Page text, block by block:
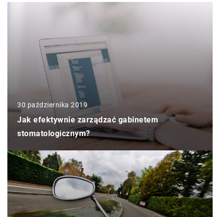
30 października 2019
Jak efektywnie zarządzać gabinetem
stomatologicznym?